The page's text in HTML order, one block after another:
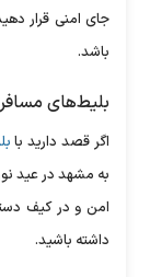
جای امنی قرار
باشد.
بلیط‌های
اگر قصد دارید با
به مشهد در عید
امن و در کیف
داشته باشید.